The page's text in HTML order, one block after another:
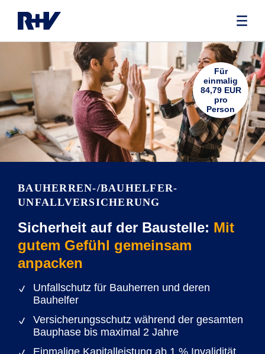
BAUHERREN-/BAUHELFER-
UNFALLVERSICHERUNG
Sicherheit auf der Baustelle: Mit
gutem Gefühl gemeinsam
anpacken
Unfallschutz für Bauherren und deren
Bauhelfer
Versicherungsschutz während der gesamten
Bauphase bis maximal 2 Jahre
Einmalige Kapitalleistung ab 1 % Invalidität
Für
einmalig
84,79 EUR
pro
Person